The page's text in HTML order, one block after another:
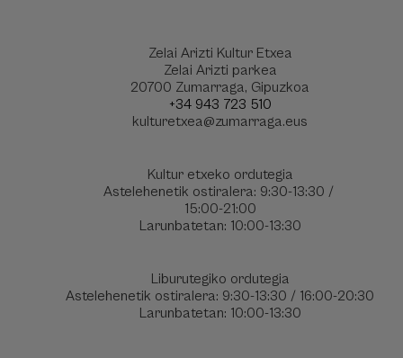
Zelai Arizti Kultur Etxea
Zelai Arizti parkea
20700 Zumarraga, Gipuzkoa
+34 943 723 510
kulturetxea@zumarraga.eus
Kultur etxeko ordutegia
Astelehenetik ostiralera: 9:30-13:30 /
15:00-21:00
Larunbatetan: 10:00-13:30
Liburutegiko ordutegia
Astelehenetik ostiralera: 9:30-13:30 / 16:00-20:30
Larunbatetan: 10:00-13:30